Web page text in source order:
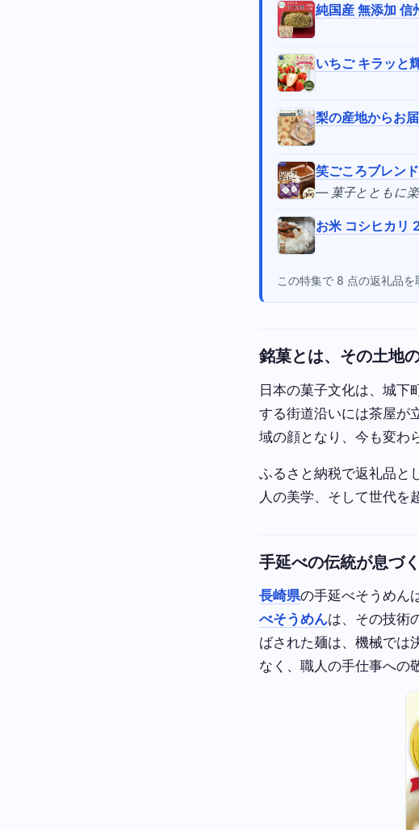
純国産 無添加
いちご キラッと
梨の産地からお
笑ごころブレン
— 菓子とともに楽
お米 コシヒカリ
この特集で 8 点の返礼品を
銘菓とは、その土地
日本の菓子文化は、城下
する街道沿いには茶屋が
域の顔となり、今も変わ
ふるさと納税で返礼品と
人の美学、そして世代を
手延べの伝統が息づ
長崎県の手延べそうめん
べそうめんは、その技術
ばされた麺は、機械では
なく、職人の手仕事への